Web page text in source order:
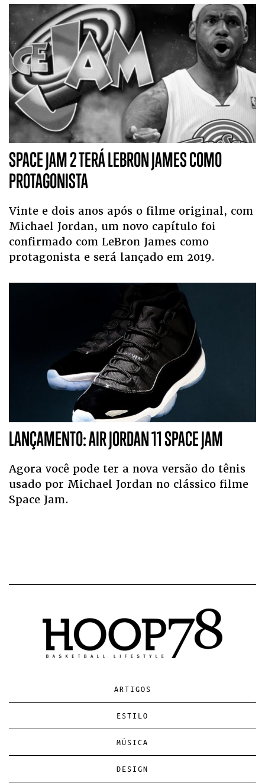
SPACE JAM 2 TERÁ LEBRON JAMES COMO
PROTAGONISTA
Vinte e dois anos após o filme original, com
Michael Jordan, um novo capítulo foi
confirmado com LeBron James como
protagonista e será lançado em 2019.
LANÇAMENTO: AIR JORDAN 11 SPACE JAM
Agora você pode ter a nova versão do tênis
usado por Michael Jordan no clássico filme
Space Jam.
ARTIGOS
ESTILO
MÚSICA
DESIGN